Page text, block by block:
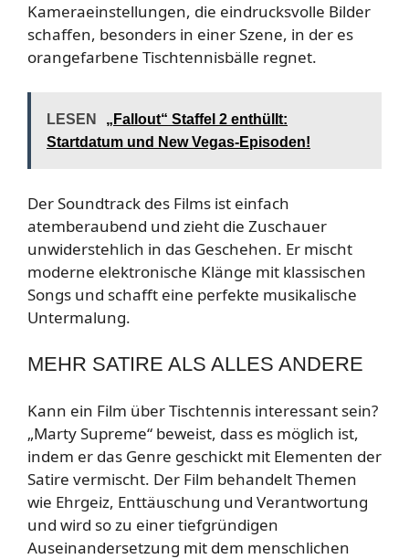
Kameraeinstellungen, die eindrucksvolle Bilder
schaffen, besonders in einer Szene, in der es
orangefarbene Tischtennisbälle regnet.
LESEN
„Fallout“ Staffel 2 enthüllt:
Startdatum und New Vegas-Episoden!
Der Soundtrack des Films ist einfach
atemberaubend und zieht die Zuschauer
unwiderstehlich in das Geschehen. Er mischt
moderne elektronische Klänge mit klassischen
Songs und schafft eine perfekte musikalische
Untermalung.
MEHR SATIRE ALS ALLES ANDERE
Kann ein Film über Tischtennis interessant sein?
„Marty Supreme“ beweist, dass es möglich ist,
indem er das Genre geschickt mit Elementen der
Satire vermischt. Der Film behandelt Themen
wie Ehrgeiz, Enttäuschung und Verantwortung
und wird so zu einer tiefgründigen
Auseinandersetzung mit dem menschlichen